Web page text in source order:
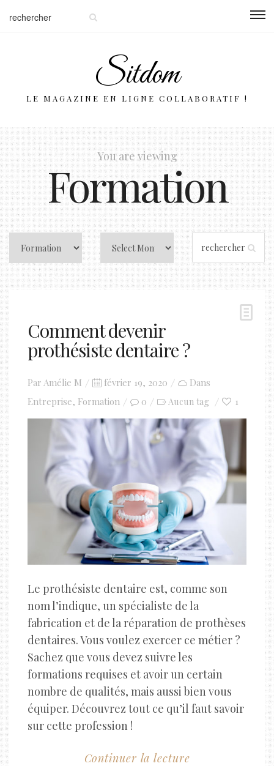
Sitdom
LE MAGAZINE EN LIGNE COLLABORATIF !
You are viewing
Formation
Comment devenir
prothésiste dentaire ?
Par Amélie M
Posted
on
février 19, 2020
Dans
Entreprise, Formation 0 Aucun tag 1
Le prothésiste dentaire est, comme son
nom l’indique, un spécialiste de la
fabrication et de la réparation de prothèses
dentaires. Vous voulez exercer ce métier ?
Sachez que vous devez suivre les
formations requises et avoir un certain
nombre de qualités, mais aussi bien vous
équiper. Découvrez tout ce qu’il faut savoir
sur cette profession !
Continuer la lecture